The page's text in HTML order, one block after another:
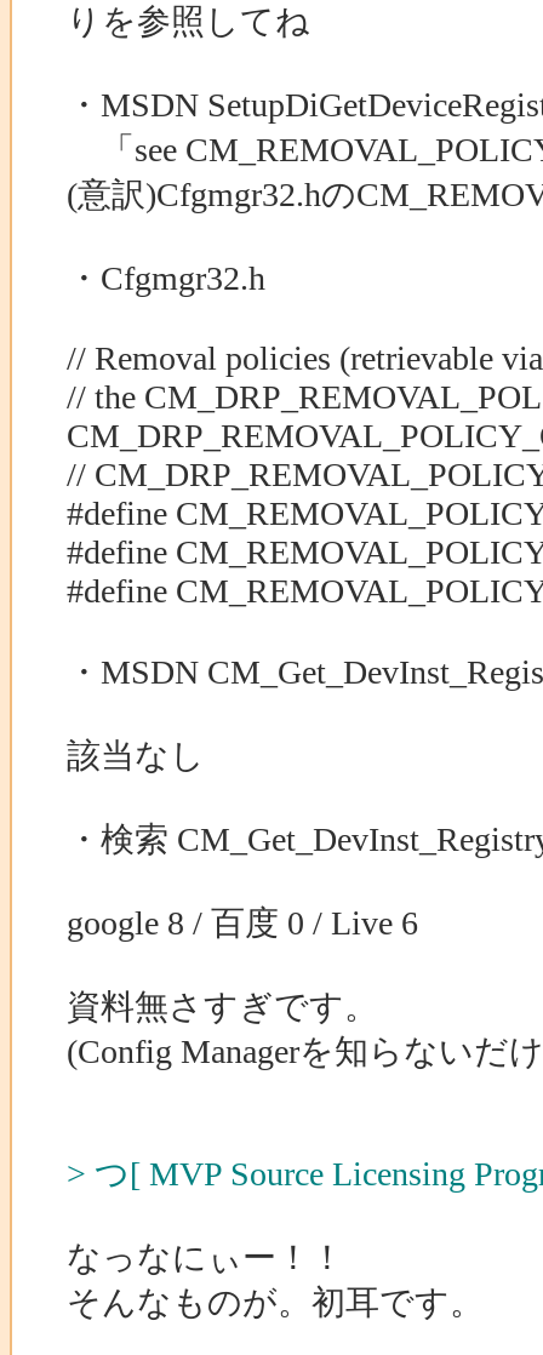
りを参照してね
・MSDN
「see
(意訳)Cfgmgr32.hの
・Cfgmgr32.h
// Removal policies (retrievable
// the
//
#define
#define
#define
・MSDN
該当なし
・検索
google 8 / 百度 0 / Live 6
資料無さすぎです。
(Config Managerを知らないだ
> つ[ MVP Source Licensing
なっなにぃー！！
そんなものが。初耳です。